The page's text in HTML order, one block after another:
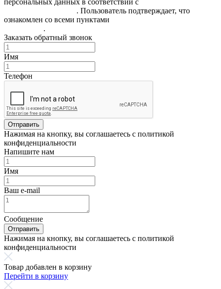
. Пользователь подтверждает, что
ознакомлен со всеми пунктами
.
Заказать обратный звонок
Имя
Телефон
Отправить
Нажимая на кнопку, вы соглашаетесь с политикой
конфиденциальности
Напишите нам
Имя
Ваш e-mail
Сообщение
Отправить
Нажимая на кнопку, вы соглашаетесь с политикой
конфиденциальности
Товар добавлен в корзину
Перейти в корзину